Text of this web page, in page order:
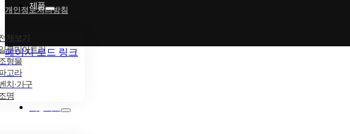
제품
체보기
루미아트리
형물
고라
치·가구
명
개인정보처리방침
페이지 로드 링크